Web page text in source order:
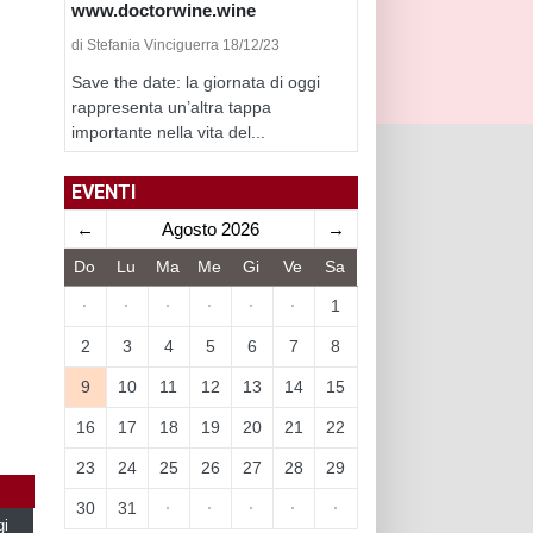
www.doctorwine.wine
di Stefania Vinciguerra 18/12/23
Save the date: la giornata di oggi
rappresenta un’altra tappa
importante nella vita del...
EVENTI
← Agosto 2026 →
Do Lu Ma Me Gi Ve Sa
· · · · · · 1
2 3 4 5 6 7 8
9 10 11 12 13 14 15
16 17 18 19 20 21 22
23 24 25 26 27 28 29
30 31 · · · · ·